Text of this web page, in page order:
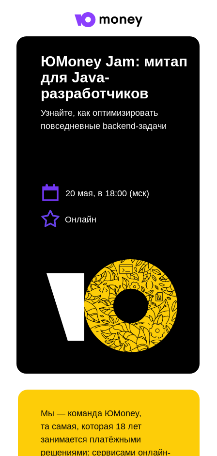
ЮMoney Jam: митап
для Java-
разработчиков
Узнайте, как оптимизировать
повседневные backend-задачи
Онлайн
20 мая, в 18:00 (мск)
Мы — команда ЮMoney,
та самая, которая 18 лет
занимается платёжными
решениями: сервисами онлайн-